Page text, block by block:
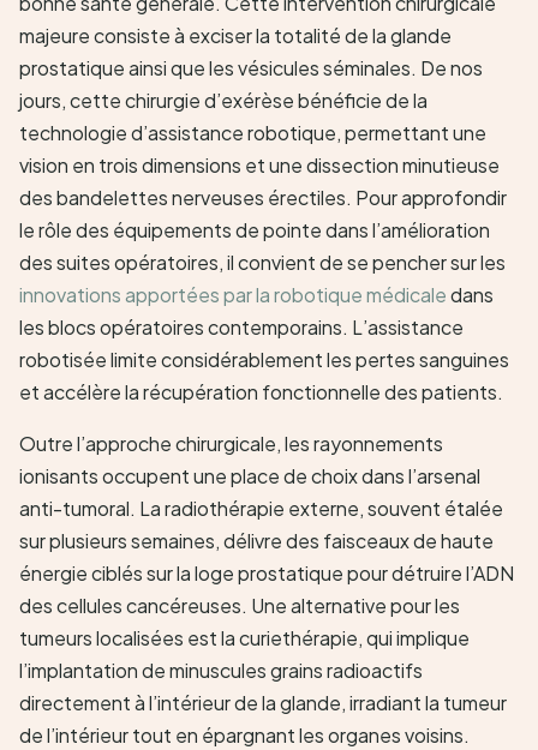
majeure consiste à exciser la totalité de la glande
prostatique ainsi que les vésicules séminales. De nos
jours, cette chirurgie d’exérèse bénéficie de la
technologie d’assistance robotique, permettant une
vision en trois dimensions et une dissection minutieuse
des bandelettes nerveuses érectiles. Pour approfondir
le rôle des équipements de pointe dans l’amélioration
des suites opératoires, il convient de se pencher sur les
innovations apportées par la robotique médicaledans
les blocs opératoires contemporains. L’assistance
robotisée limite considérablement les pertes sanguines
et accélère la récupération fonctionnelle des patients.
Outre l’approche chirurgicale, les rayonnements
ionisants occupent une place de choix dans l’arsenal
anti-tumoral. La radiothérapie externe, souvent étalée
sur plusieurs semaines, délivre des faisceaux de haute
énergie ciblés sur la loge prostatique pour détruire l’ADN
des cellules cancéreuses. Une alternative pour les
tumeurs localisées est la curiethérapie, qui implique
l’implantation de minuscules grains radioactifs
directement à l’intérieur de la glande, irradiant la tumeur
de l’intérieur tout en épargnant les organes voisins.